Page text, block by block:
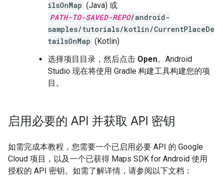
ilsOnMap (Java) 或
PATH-TO-SAVED-REPO/android-
samples/tutorials/kotlin/CurrentPlaceDe
tailsOnMap (Kotlin)
选择项目目录，然后点击 Open。Android
Studio 现在将使用 Gradle 构建工具构建您的项
目。
启用必要的 API 并获取 API 密钥
如需完成本教程，您需要一个已启用必要 API 的 Google
Cloud 项目，以及一个已获得 Maps SDK for Android 使用
授权的 API 密钥。如需了解详情，请参阅以下文档：